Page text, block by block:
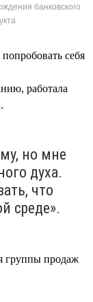
банковского
себя
работала
но мне
духа.
что
среде».
группы продаж